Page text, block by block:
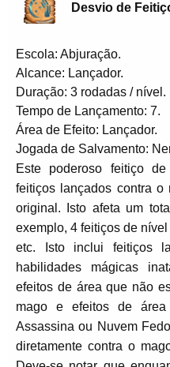
Desvio de
Escola: Abjuração.
Alcance: Lançador.
Duração: 3 rodadas / nível.
Tempo de Lançamento: 7.
Área de Efeito: Lançador.
Jogada de Salvamento:
Este poderoso feitiço
feitiços lançados contra o
original. Isto afeta um
exemplo, 4 feitiços de
etc. Isto inclui feitiços
habilidades mágicas
efeitos de área que não
mago e efeitos de área
Assassina ou Nuvem
diretamente contra o